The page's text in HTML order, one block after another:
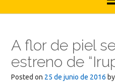
A flor de piel
estreno de
Posted on 25 de junio de 2016 by